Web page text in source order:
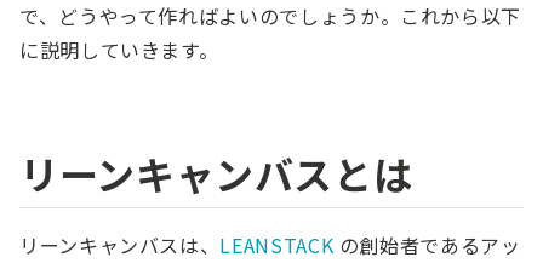
で、どうやって作ればよいのでしょうか。これから以下
に説明していきます。
リーンキャンバスとは
リーンキャンバスは、 LEANSTACKの創始者であるアッ